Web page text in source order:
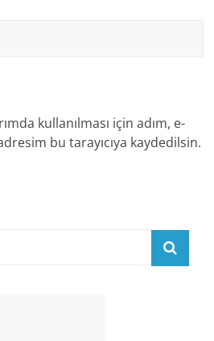
kullanılması için adım, e-
bu tarayıcıya kaydedilsin.